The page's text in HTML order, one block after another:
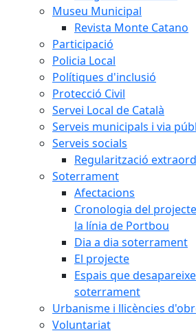
Museu Municipal
Revista Monte Catano
Participació
Policia Local
Polítiques d'inclusió
Protecció Civil
Servei Local de Català
Serveis municipals i via
Serveis socials
Regularització
Soterrament
Afectacions
Cronologia del
la línia de Portbou
Dia a dia soterrament
El projecte
Espais que
soterrament
Urbanisme i llicències
Voluntariat